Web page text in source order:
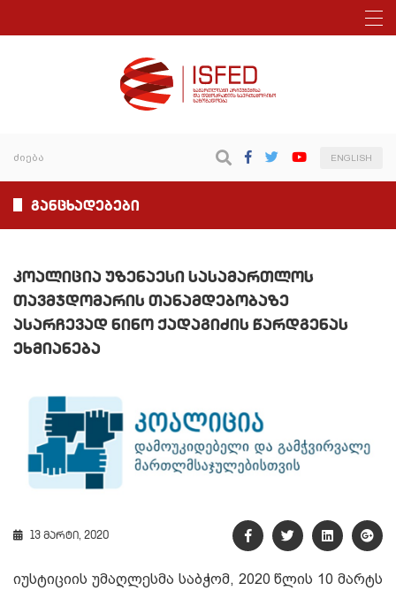
ENGLISH
განცხადებები
კოალიცია უზენაესი სასამართლოს
თავმჯდომარის თანამდებობაზე
ასარჩევად ნინო ქადაგიძის წარდგენას
ეხმიანება
13 მარტი, 2020
იუსტიციის უმაღლესმა საბჭომ, 2020 წლის 10 მარტს